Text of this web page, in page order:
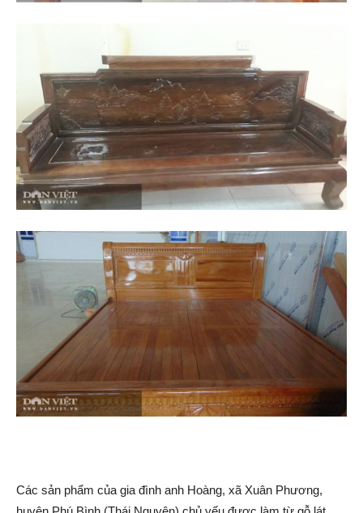
Các sản phẩm của gia đình anh Hoàng, xã Xuân Phương,